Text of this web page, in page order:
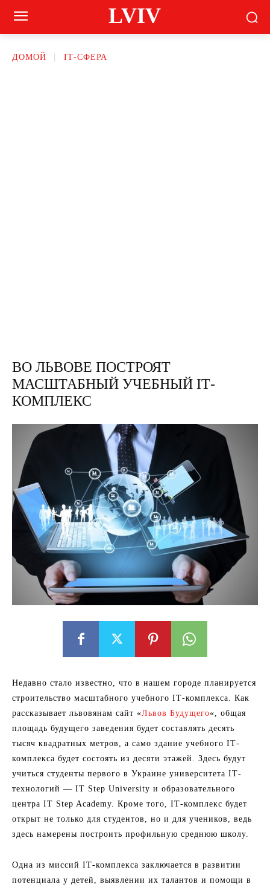
LVIV
ДОМОЙ ІТ-СФЕРА
ВО ЛЬВОВЕ ПОСТРОЯТ
МАСШТАБНЫЙ УЧЕБНЫЙ IТ-
КОМПЛЕКС
Недавно стало известно, что в нашем городе планируется
строительство масштабного учебного IТ-комплекса. Как
рассказывает львовянам сайт «Львов Будущего«, общая
площадь будущего заведения будет составлять десять
тысяч квадратных метров, а само здание учебного IТ-
комплекса будет состоять из десяти этажей. Здесь будут
учиться студенты первого в Украине университета IТ-
технологий — IT Step University и образовательного
центра IT Step Academy. Кроме того, IТ-комплекс будет
открыт не только для студентов, но и для учеников, ведь
здесь намерены построить профильную среднюю школу.
Одна из миссий IТ-комплекса заключается в развитии
потенциала у детей, выявлении их талантов и помощи в